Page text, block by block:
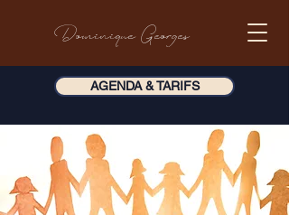
Dominique Georges
AGENDA & TARIFS